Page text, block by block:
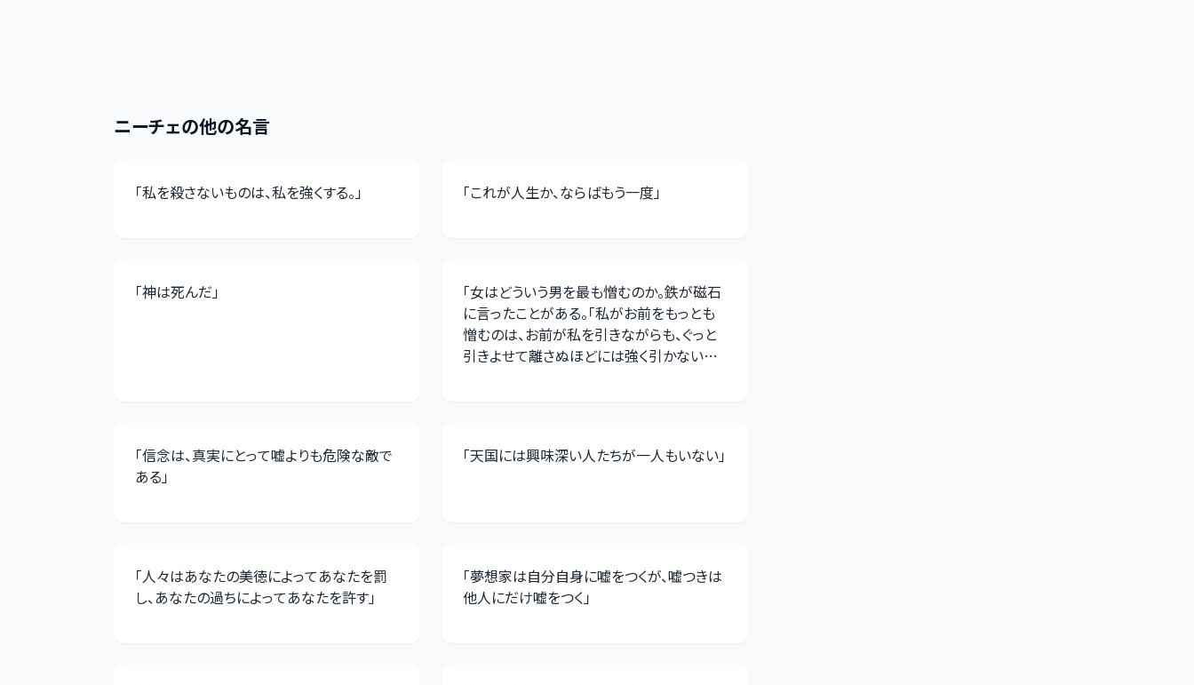
ニーチェの他の名言
「私を殺さないものは、私を強くする。」 「これが人生か、ならばもう一度」
「神は死んだ」 「女はどういう男を最も憎むのか。鉄が磁石
に言ったことがある。「私がお前をもっとも
憎むのは、お前が私を引きながらも、ぐっと
引きよせて離さぬほどには強く引かないか
「信念は、真実にとって嘘よりも危険な敵で
ある」
「天国には興味深い人たちが一人もいない」
「人々はあなたの美徳によってあなたを罰
し、あなたの過ちによってあなたを許す」
「夢想家は自分自身に嘘をつくが、嘘つきは
他人にだけ嘘をつく」